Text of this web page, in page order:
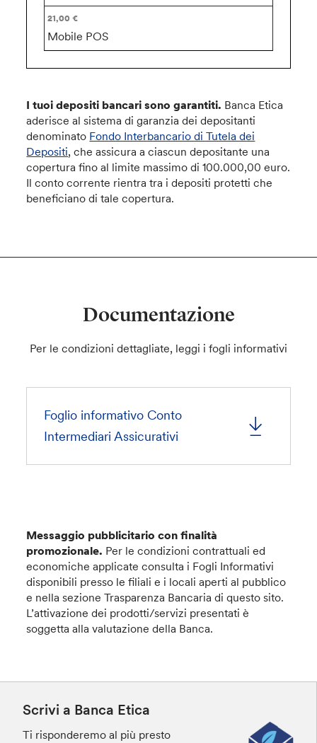
Mobile POS
I tuoi depositi bancari sono garantiti. Banca Etica
aderisce al sistema di garanzia dei depositanti
denominato Fondo Interbancario di Tutela dei
Depositi, che assicura a ciascun depositante una
copertura fino al limite massimo di 100.000,00 euro.
Il conto corrente rientra tra i depositi protetti che
beneficiano di tale copertura.
Documentazione
Per le condizioni dettagliate, leggi i fogli informativi
Foglio informativo Conto
Intermediari Assicurativi
Messaggio pubblicitario con finalità
promozionale. Per le condizioni contrattuali ed
economiche applicate consulta i Fogli Informativi
disponibili presso le filiali e i locali aperti al pubblico
e nella sezione Trasparenza Bancaria di questo sito.
L’attivazione dei prodotti/servizi presentati è
soggetta alla valutazione della Banca.
Scrivi a Banca Etica
Ti risponderemo al più presto